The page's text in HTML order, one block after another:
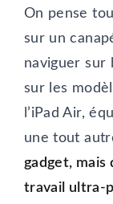
On pense
sur un
naviguer sur
sur les
l’iPad Air,
une tout
gadget, mais
travail ultra-